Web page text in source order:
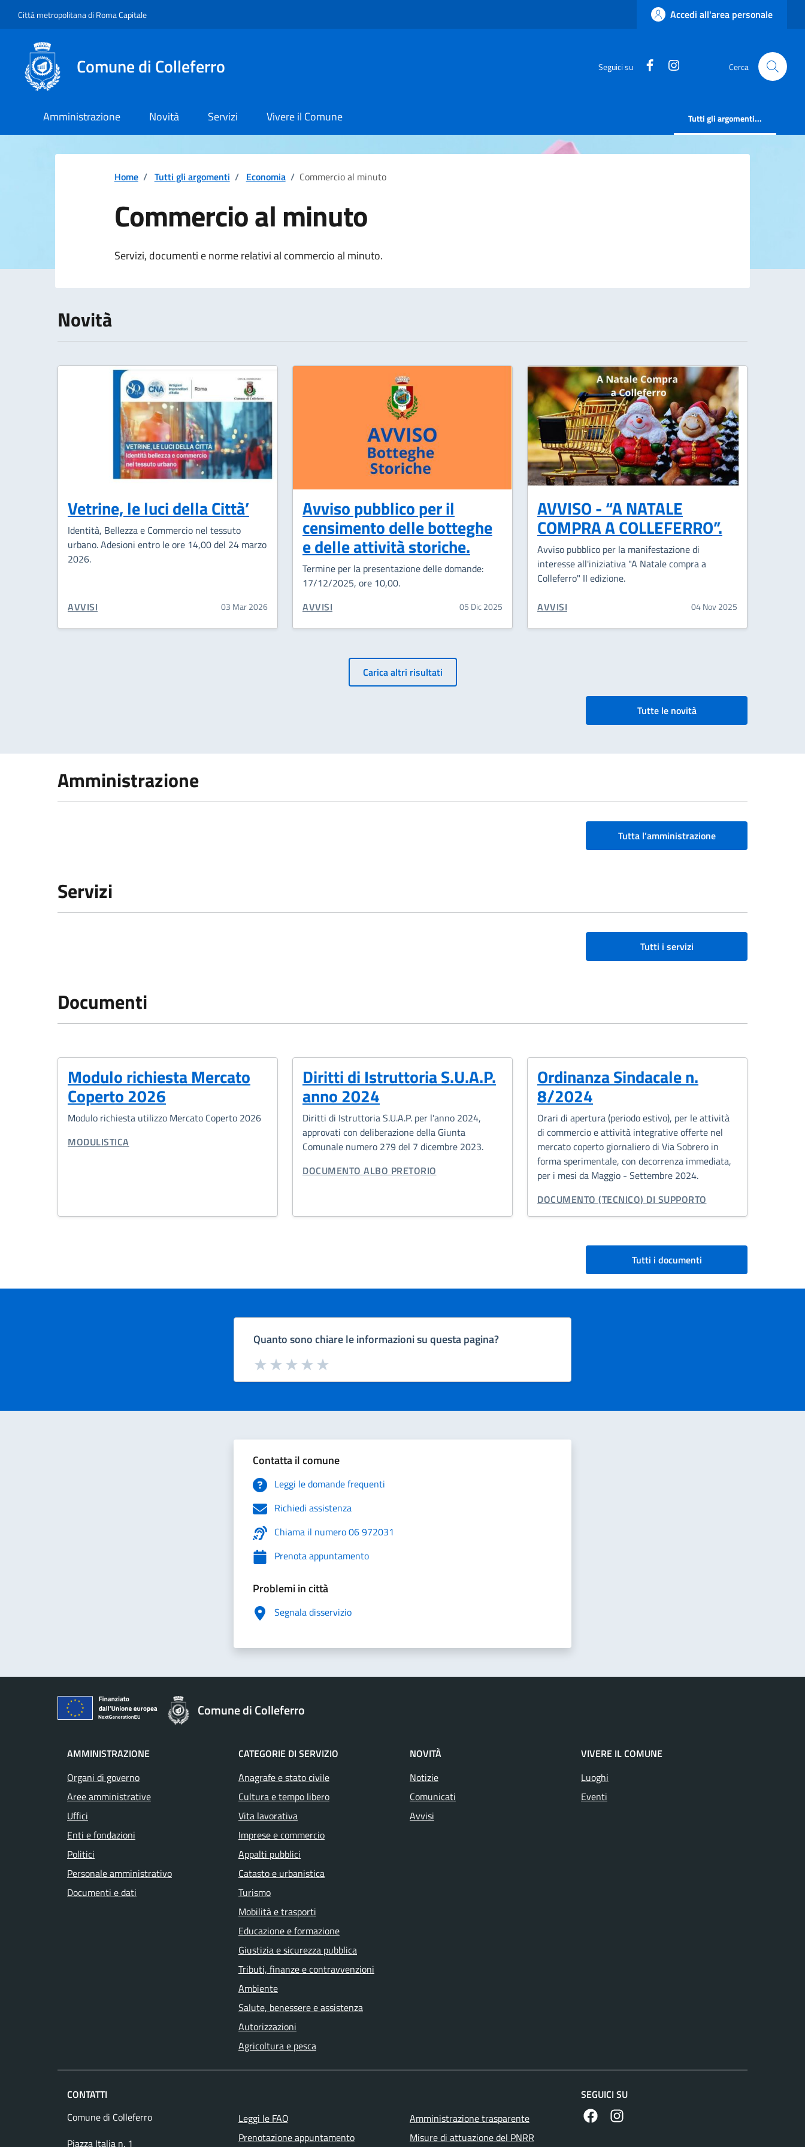
Città metropolitana di Roma Capitale Accedi all'area personale
Comune di Colleferro Seguici su https://www.facebook.com/
https:// Cerca
Amministrazione Novità Servizi Vivere il Comune Tutti gli argomenti...
Home / Tutti gli argomenti / Economia / Commercio al minuto
Commercio al minuto
Dettagli della notizia
Servizi, documenti e norme relativi al commercio al minuto.
Novità
Vetrine, le luci della Città’
Identità, Bellezza e Commercio nel tessuto
urbano. Adesioni entro le ore 14,00 del 24 marzo
2026.
CATEGORIA CORRELATA:
AVVISI 03 Mar 2026
Avviso pubblico per il
censimento delle botteghe
e delle attività storiche.
Termine per la presentazione delle domande:
17/12/2025, ore 10,00.
CATEGORIA CORRELATA:
AVVISI 05 Dic 2025
AVVISO - “A NATALE
COMPRA A COLLEFERRO”.
Avviso pubblico per la manifestazione di
interesse all'iniziativa "A Natale compra a
Colleferro" II edizione.
CATEGORIA CORRELATA:
AVVISI 04 Nov 2025
Carica altri risultati
Tutte le novità
Amministrazione
Tutta l’amministrazione
Servizi
Tutti i servizi
Documenti
Modulo richiesta Mercato
Coperto 2026
Modulo richiesta utilizzo Mercato Coperto 2026
TIPO DI DOCUMENTO:
MODULISTICA
Diritti di Istruttoria S.U.A.P.
anno 2024
Diritti di Istruttoria S.U.A.P. per l'anno 2024,
approvati con deliberazione della Giunta
Comunale numero 279 del 7 dicembre 2023.
TIPO DI DOCUMENTO:
DOCUMENTO ALBO PRETORIO
Ordinanza Sindacale n.
8/2024
Orari di apertura (periodo estivo), per le attività
di commercio e attività integrative offerte nel
mercato coperto giornaliero di Via Sobrero in
forma sperimentale, con decorrenza immediata,
per i mesi da Maggio - Settembre 2024.
TIPO DI DOCUMENTO:
DOCUMENTO (TECNICO) DI SUPPORTO
Tutti i documenti
Quanto sono chiare le informazioni su questa pagina?
Valuta da 1 a 5 stelle la pagina
Valuta 5 stelle su 5
Valuta 4 stelle su 5
Valuta 3 stelle su 5
Valuta 2 stelle su 5
Valuta 1 stelle su 5
Contatta il comune
Leggi le domande frequenti
Richiedi assistenza
Chiama il numero 06 972031
Prenota appuntamento
Problemi in città
Segnala disservizio
Comune di Colleferro
AMMINISTRAZIONE
Organi di governo
Aree amministrative
Uffici
Enti e fondazioni
Politici
Personale amministrativo
Documenti e dati
CATEGORIE DI SERVIZIO
Anagrafe e stato civile
Cultura e tempo libero
Vita lavorativa
Imprese e commercio
Appalti pubblici
Catasto e urbanistica
Turismo
Mobilità e trasporti
Educazione e formazione
Giustizia e sicurezza pubblica
Tributi, finanze e contravvenzioni
Ambiente
Salute, benessere e assistenza
Autorizzazioni
Agricoltura e pesca
NOVITÀ
Notizie
Comunicati
Avvisi
VIVERE IL COMUNE
Luoghi
Eventi
CONTATTI
Comune di Colleferro
Piazza Italia n. 1
Leggi le FAQ
Prenotazione appuntamento
Amministrazione trasparente
Misure di attuazione del PNRR
SEGUICI SU
https://www.facebook.com/comunecolleferro/